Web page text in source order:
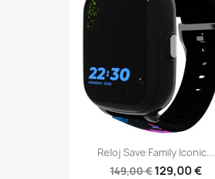
Reloj Save Family Iconic...
149,00 € 129,00 €